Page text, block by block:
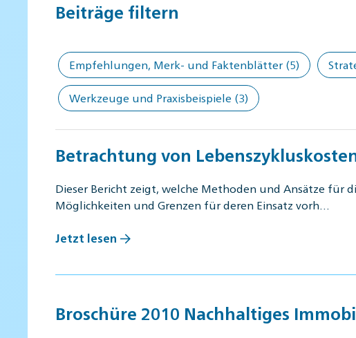
Beiträge filtern
Empfehlungen, Merk- und Faktenblätter (5)
Werkzeuge und Praxisbeispiele (3)
Betrachtung von
Dieser Bericht zeigt, welche Methoden und Ansätze für
Möglichkeiten und Grenzen für deren Einsatz vorh…
Jetzt lesen
Broschüre 2010 Nachhaltiges